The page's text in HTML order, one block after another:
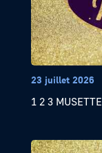
23 juillet 2026
1 2 3 MUSETTE